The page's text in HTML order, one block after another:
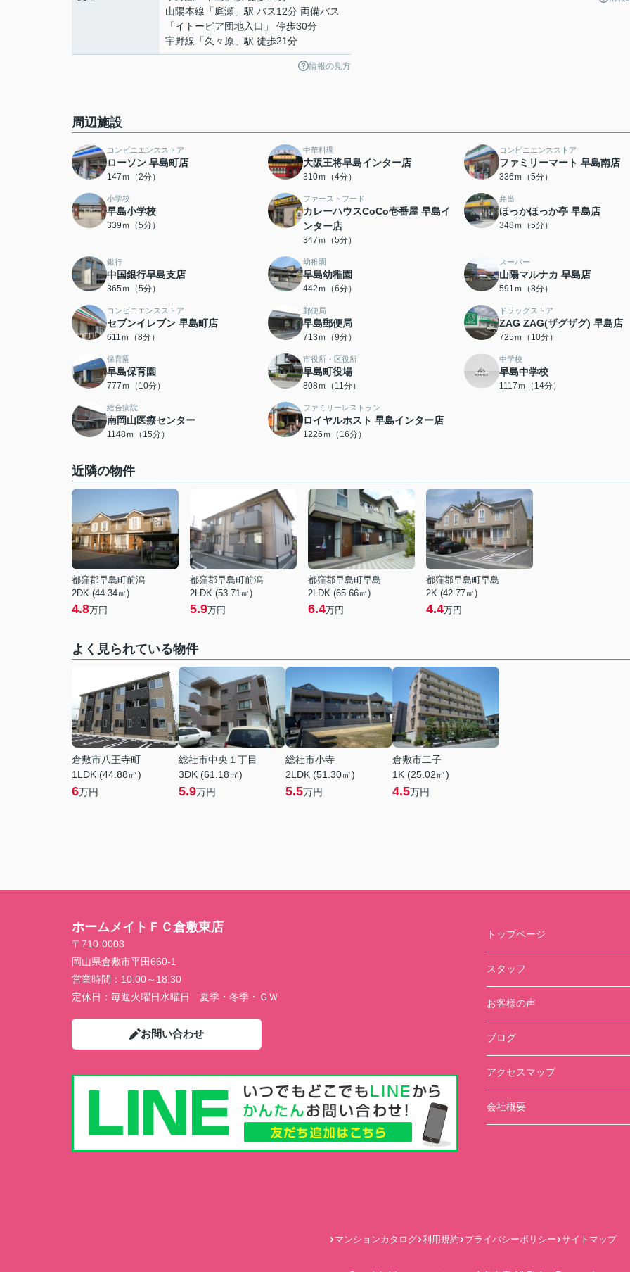
山陽本線 「庭瀬 」駅 バス12分 両備バス
「イトーピア団地入口」 停歩30分
宇野線 「久々原 」駅 徒歩21分
情報の見方
周辺施設
コンビニエンスストア
ローソン 早島町店
147ｍ（2分）
中華料理
大阪王将早島インター店
310ｍ（4分）
コンビニエンスストア
ファミリーマート 早島南店
336ｍ（5分）
小学校
早島小学校
339ｍ（5分）
ファーストフード
カレーハウスCoCo壱番屋 早島イ
ンター店
347ｍ（5分）
弁当
ほっかほっか亭 早島店
348ｍ（5分）
銀行
中国銀行早島支店
365ｍ（5分）
幼稚園
早島幼稚園
442ｍ（6分）
スーパー
山陽マルナカ 早島店
591ｍ（8分）
コンビニエンスストア
セブンイレブン 早島町店
611ｍ（8分）
郵便局
早島郵便局
713ｍ（9分）
ドラッグストア
ZAG ZAG(ザグザグ) 早島店
725ｍ（10分）
保育園
早島保育園
777ｍ（10分）
市役所・区役所
早島町役場
808ｍ（11分）
中学校
早島中学校
1117ｍ（14分）
総合病院
南岡山医療センター
1148ｍ（15分）
ファミリーレストラン
ロイヤルホスト 早島インター店
1226ｍ（16分）
近隣の物件
都窪郡早島町前潟
2DK (44.34㎡)
4.8万円
都窪郡早島町前潟
2LDK (53.71㎡)
5.9万円
都窪郡早島町早島
2LDK (65.66㎡)
6.4万円
都窪郡早島町早島
2K (42.77㎡)
4.4万円
よく見られている物件
倉敷市八王寺町
1LDK (44.88㎡)
6万円
総社市中央１丁目
3DK (61.18㎡)
5.9万円
総社市小寺
2LDK (51.30㎡)
5.5万円
倉敷市二子
1K (25.02㎡)
4.5万円
ホームメイトＦＣ倉敷東店
〒710-0003
岡山県倉敷市平田660-1
営業時間： 10:00～18:30
定休日： 毎週火曜日水曜日 夏季・冬季・ＧＷ
お問い合わせ
トップページ
スタッフ
お客様の声
ブログ
アクセスマップ
会社概要
マンションカタログ 利用規約 プライバシーポリシー サイトマップ